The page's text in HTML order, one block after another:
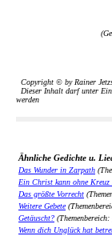
Copyright © by Rainer
Dieser Inhalt darf unter
werden
Ähnliche Gedichte u.
Das Wunder in Zarpath
Ein Christ kann ohne Kreuz
Das größte Vorrecht
Weitere Gebete
Getäuscht? (Themenbereich:
Wenn dich Unglück hat